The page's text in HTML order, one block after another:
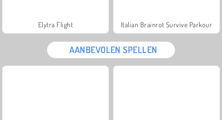
Elytra Flight Italian Brainrot Survive Parkour
AANBEVOLEN SPELLEN